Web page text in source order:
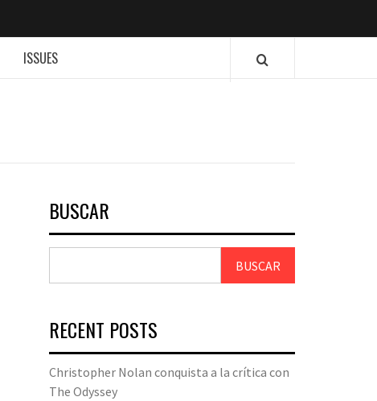
ISSUES
BUSCAR
BUSCAR
RECENT POSTS
Christopher Nolan conquista a la crítica con
The Odyssey